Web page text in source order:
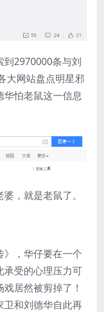
到2970000条与刘
大网站盘点明星邪
华怕老鼠这一信息
，就是老鼠了。
》，华仔要在一个
承受的心理压力可
居然被剪掉了！
卫和刘德华自此再